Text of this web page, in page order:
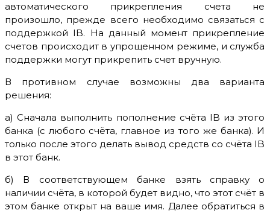
автоматического прикрепления счета не
произошло, прежде всего необходимо связаться с
поддержкой IB. На данный момент прикрепление
счетов происходит в упрощенном режиме, и служба
поддержки могут прикрепить счет вручную.
В противном случае возможны два варианта
решения:
а) Сначала выполнить пополнение счёта IB из этого
банка (с любого счёта, главное из того же банка). И
только после этого делать вывод средств со счёта IB
в этот банк.
б) В соответствующем банке взять справку о
наличии счёта, в которой будет видно, что этот счёт в
этом банке открыт на ваше имя. Далее обратиться в